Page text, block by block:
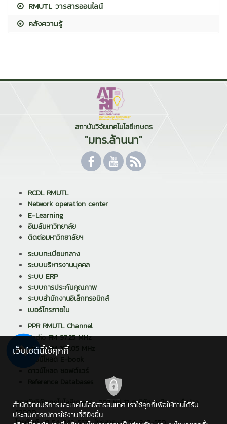
RMUTL วารสารออนไลน์
คลังความรู้
สถาบันวิจัยเทคโนโลยีเกษตร
"มทร.ล้านนา"
RCDL RMUTL
Network operation center
E-Learning
อีเมล์มหาวิทยาลัย
ติดต่อมหาวิทยาลัยฯ
ระบบทะเบียนกลาง
ระบบบริหารงานบุคคล
ระบบ ERP
ระบบการประกันคุณภาพ
ระบบสำนักงานอิเล็กทรอนิกส์
เบอร์โทรภายใน
PPR RMUTL Channel
Radio FM 97.25 MHz
Radio FM 107.05 MHz
ดาวน์โหลด E-book
สถาบันวิจัยเทคโนโลยีเกษตร : 202 หมู่ 17 ต.พิชัย อ.เมือง จ.ลำปาง
52000
เว็บไซต์นี้ใช้คุกกี้
สำนักวิทยบริการและเทคโนโลยีสารสนเทศ เราใช้คุกกี้เพื่อให้ท่านได้รับ
ประสบการณ์การใช้งานที่ดียิ่งขึ้น